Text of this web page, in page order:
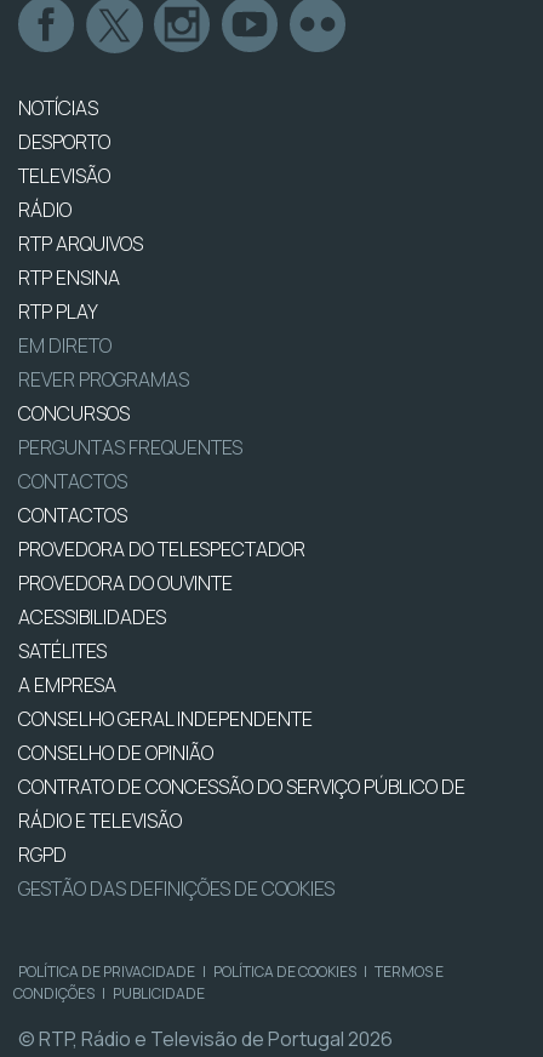
NOTÍCIAS
DESPORTO
TELEVISÃO
RÁDIO
RTP ARQUIVOS
RTP ENSINA
RTP PLAY
EM DIRETO
REVER PROGRAMAS
CONCURSOS
PERGUNTAS FREQUENTES
CONTACTOS
CONTACTOS
PROVEDORA DO TELESPECTADOR
PROVEDORA DO OUVINTE
ACESSIBILIDADES
SATÉLITES
A EMPRESA
CONSELHO GERAL INDEPENDENTE
CONSELHO DE OPINIÃO
CONTRATO DE CONCESSÃO DO SERVIÇO PÚBLICO DE
RÁDIO E TELEVISÃO
RGPD
GESTÃO DAS DEFINIÇÕES DE COOKIES
POLÍTICA DE PRIVACIDADE | POLÍTICA DE COOKIES | TERMOS E
CONDIÇÕES | PUBLICIDADE
© RTP, Rádio e Televisão de Portugal 2026